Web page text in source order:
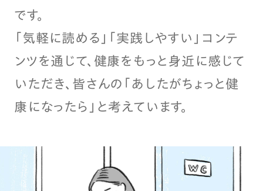
です。
「気軽に読める」「実践しやすい」コンテ
ンツを通じて、健康をもっと身近に感じて
いただき、皆さんの「あしたがちょっと健
康になったら」と考えています。